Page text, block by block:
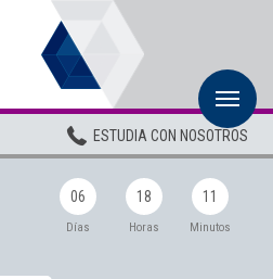
ESTUDIA CON NOSOTROS
06
Días
18
Horas
11
Minutos